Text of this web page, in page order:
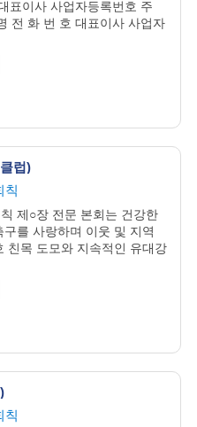
표이사 사업자등록번호 주
전 화 번 호 대표이사 사업자
럽)
칙
제○장 전문 본회는 건강한
를 사랑하며 이웃 및 지역
친목 도모와 지속적인 유대강
칙